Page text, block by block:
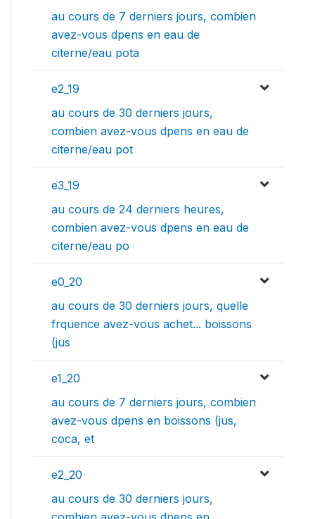
au cours de 7 derniers jours, combien
avez-vous dpens en eau de
citerne/eau pota
e2_19
au cours de 30 derniers jours,
combien avez-vous dpens en eau de
citerne/eau pot
e3_19
au cours de 24 derniers heures,
combien avez-vous dpens en eau de
citerne/eau po
e0_20
au cours de 30 derniers jours, quelle
frquence avez-vous achet... boissons
(jus
e1_20
au cours de 7 derniers jours, combien
avez-vous dpens en boissons (jus,
coca, et
e2_20
au cours de 30 derniers jours,